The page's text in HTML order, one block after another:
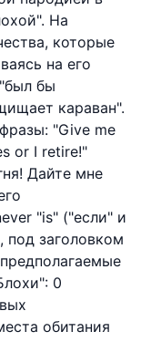
На
которые
на его
бы
караван".
"Give me
or I retire!"
Дайте мне
"is" ("если" и
под заголовком
0
обитания